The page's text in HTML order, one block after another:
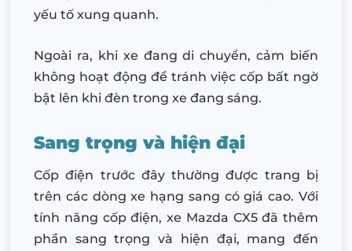
yếu tố xung quanh.
Ngoài ra, khi xe đang di chuyển, cảm biến
không hoạt động để tránh việc cốp bất ngờ
bật lên khi đèn trong xe đang sáng.
Sang trọng và hiện đại
Cốp điện trước đây thường được trang bị
trên các dòng xe hạng sang có giá cao. Với
tính năng cốp điện, xe Mazda CX5 đã thêm
phần sang trọng và hiện đại, mang đến